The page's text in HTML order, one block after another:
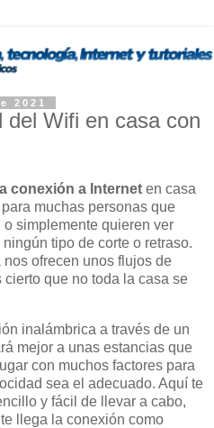
2021
del Wifi en casa con
conexión a Internet en casa
muchas personas que
simplemente quieren ver
tipo de corte o retraso.
nos ofrecen unos flujos de
que no toda la casa se
inalámbrica a través de un
mejor a unas estancias que
con muchos factores para
sea el adecuado. Aquí te
y fácil de llevar a cabo,
llega la conexión como